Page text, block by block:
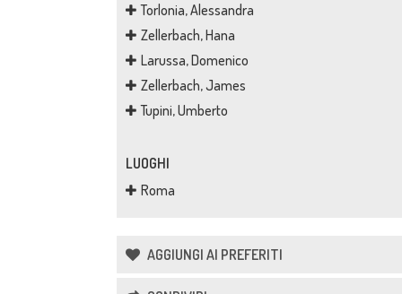
Torlonia, Alessandra
Zellerbach, Hana
Larussa, Domenico
Zellerbach, James
Tupini, Umberto
LUOGHI
Roma
AGGIUNGI AI PREFERITI